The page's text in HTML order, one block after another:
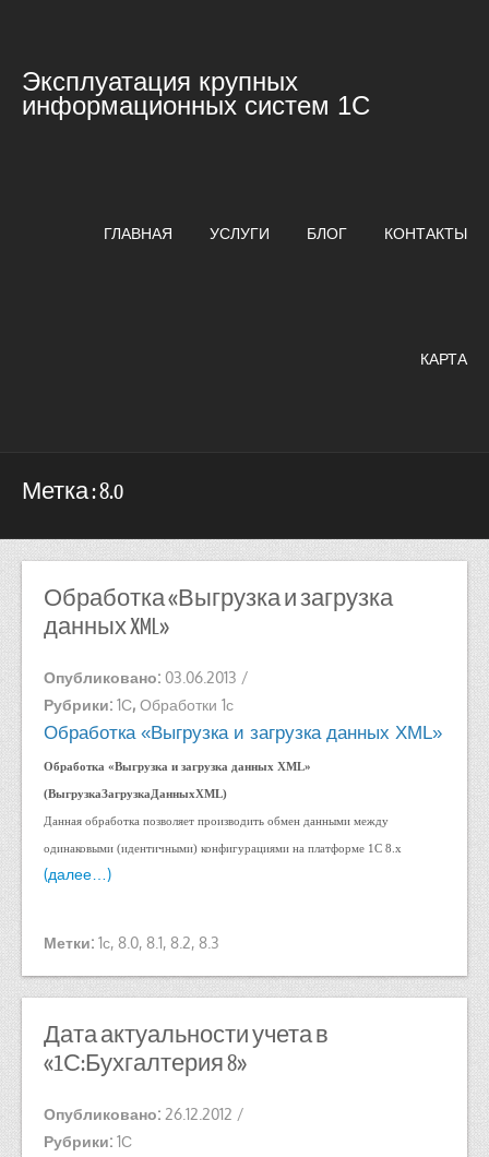
Эксплуатация крупных
информационных систем 1С
ГЛАВНАЯ УСЛУГИ БЛОГ КОНТАКТЫ
КАРТА
Метка : 8.0
Обработка «Выгрузка и загрузка
данных XML»
Опубликовано: 03.06.2013 /
Рубрики: 1С, Обработки 1с
Обработка «Выгрузка и загрузка данных XML»
Обработка «Выгрузка и загрузка данных XML»
(ВыгрузкаЗагрузкаДанныхXML)
Данная обработка позволяет производить обмен данными между
одинаковыми (идентичными) конфигурациями на платформе 1С 8.х
(далее…)
Метки: 1с, 8.0, 8.1, 8.2, 8.3
Дата актуальности учета в
«1С:Бухгалтерия 8»
Опубликовано: 26.12.2012 /
Рубрики: 1С